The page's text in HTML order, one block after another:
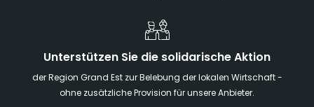
Unterstützen Sie die solidarische Aktion
der Region Grand Est zur Belebung der lokalen Wirtschaft -
ohne zusätzliche Provision für unsere Anbieter.